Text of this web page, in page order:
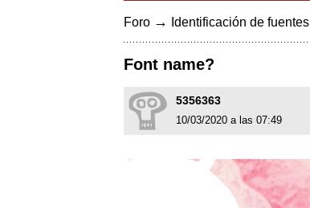
Foro → Identificación de fuentes
Font name?
5356363
10/03/2020 a las 07:49